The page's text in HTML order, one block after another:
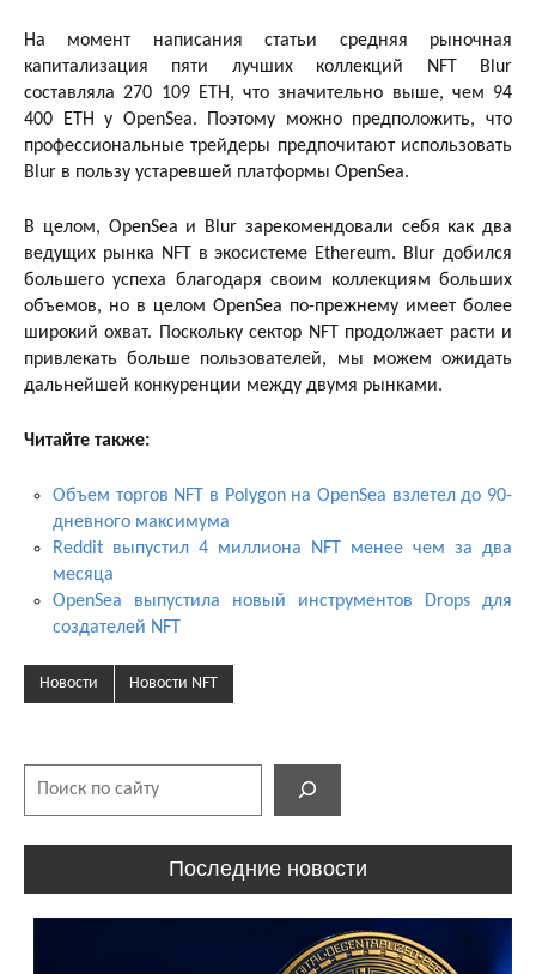
На момент написания статьи средняя рыночная
капитализация пяти лучших коллекций NFT Blur
составляла 270 109 ETH, что значительно выше, чем 94
400 ETH у OpenSea. Поэтому можно предположить, что
профессиональные трейдеры предпочитают использовать
Blur в пользу устаревшей платформы OpenSea.
В целом, OpenSea и Blur зарекомендовали себя как два
ведущих рынка NFT в экосистеме Ethereum. Blur добился
большего успеха благодаря своим коллекциям больших
объемов, но в целом OpenSea по-прежнему имеет более
широкий охват. Поскольку сектор NFT продолжает расти и
привлекать больше пользователей, мы можем ожидать
дальнейшей конкуренции между двумя рынками.
Читайте также:
Объем торгов NFT в Polygon на OpenSea взлетел до 90-
дневного максимума
Reddit выпустил 4 миллиона NFT менее чем за два
месяца
OpenSea выпустила новый инструментов Drops для
создателей NFT
Новости Новости NFT
Последние новости